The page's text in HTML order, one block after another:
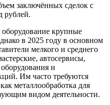
заключённых сделок с
рублей.
крупные
в 2025 году в основном
мелкого и среднего
автосервисы,
и
Им часто требуются
металлообработка для
видом деятельности.